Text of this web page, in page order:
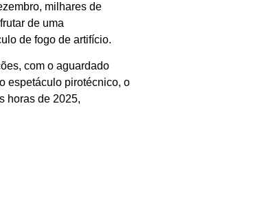
milhares de
de uma
de fogo de artifício.
com o aguardado
espetáculo pirotécnico, o
horas de 2025,